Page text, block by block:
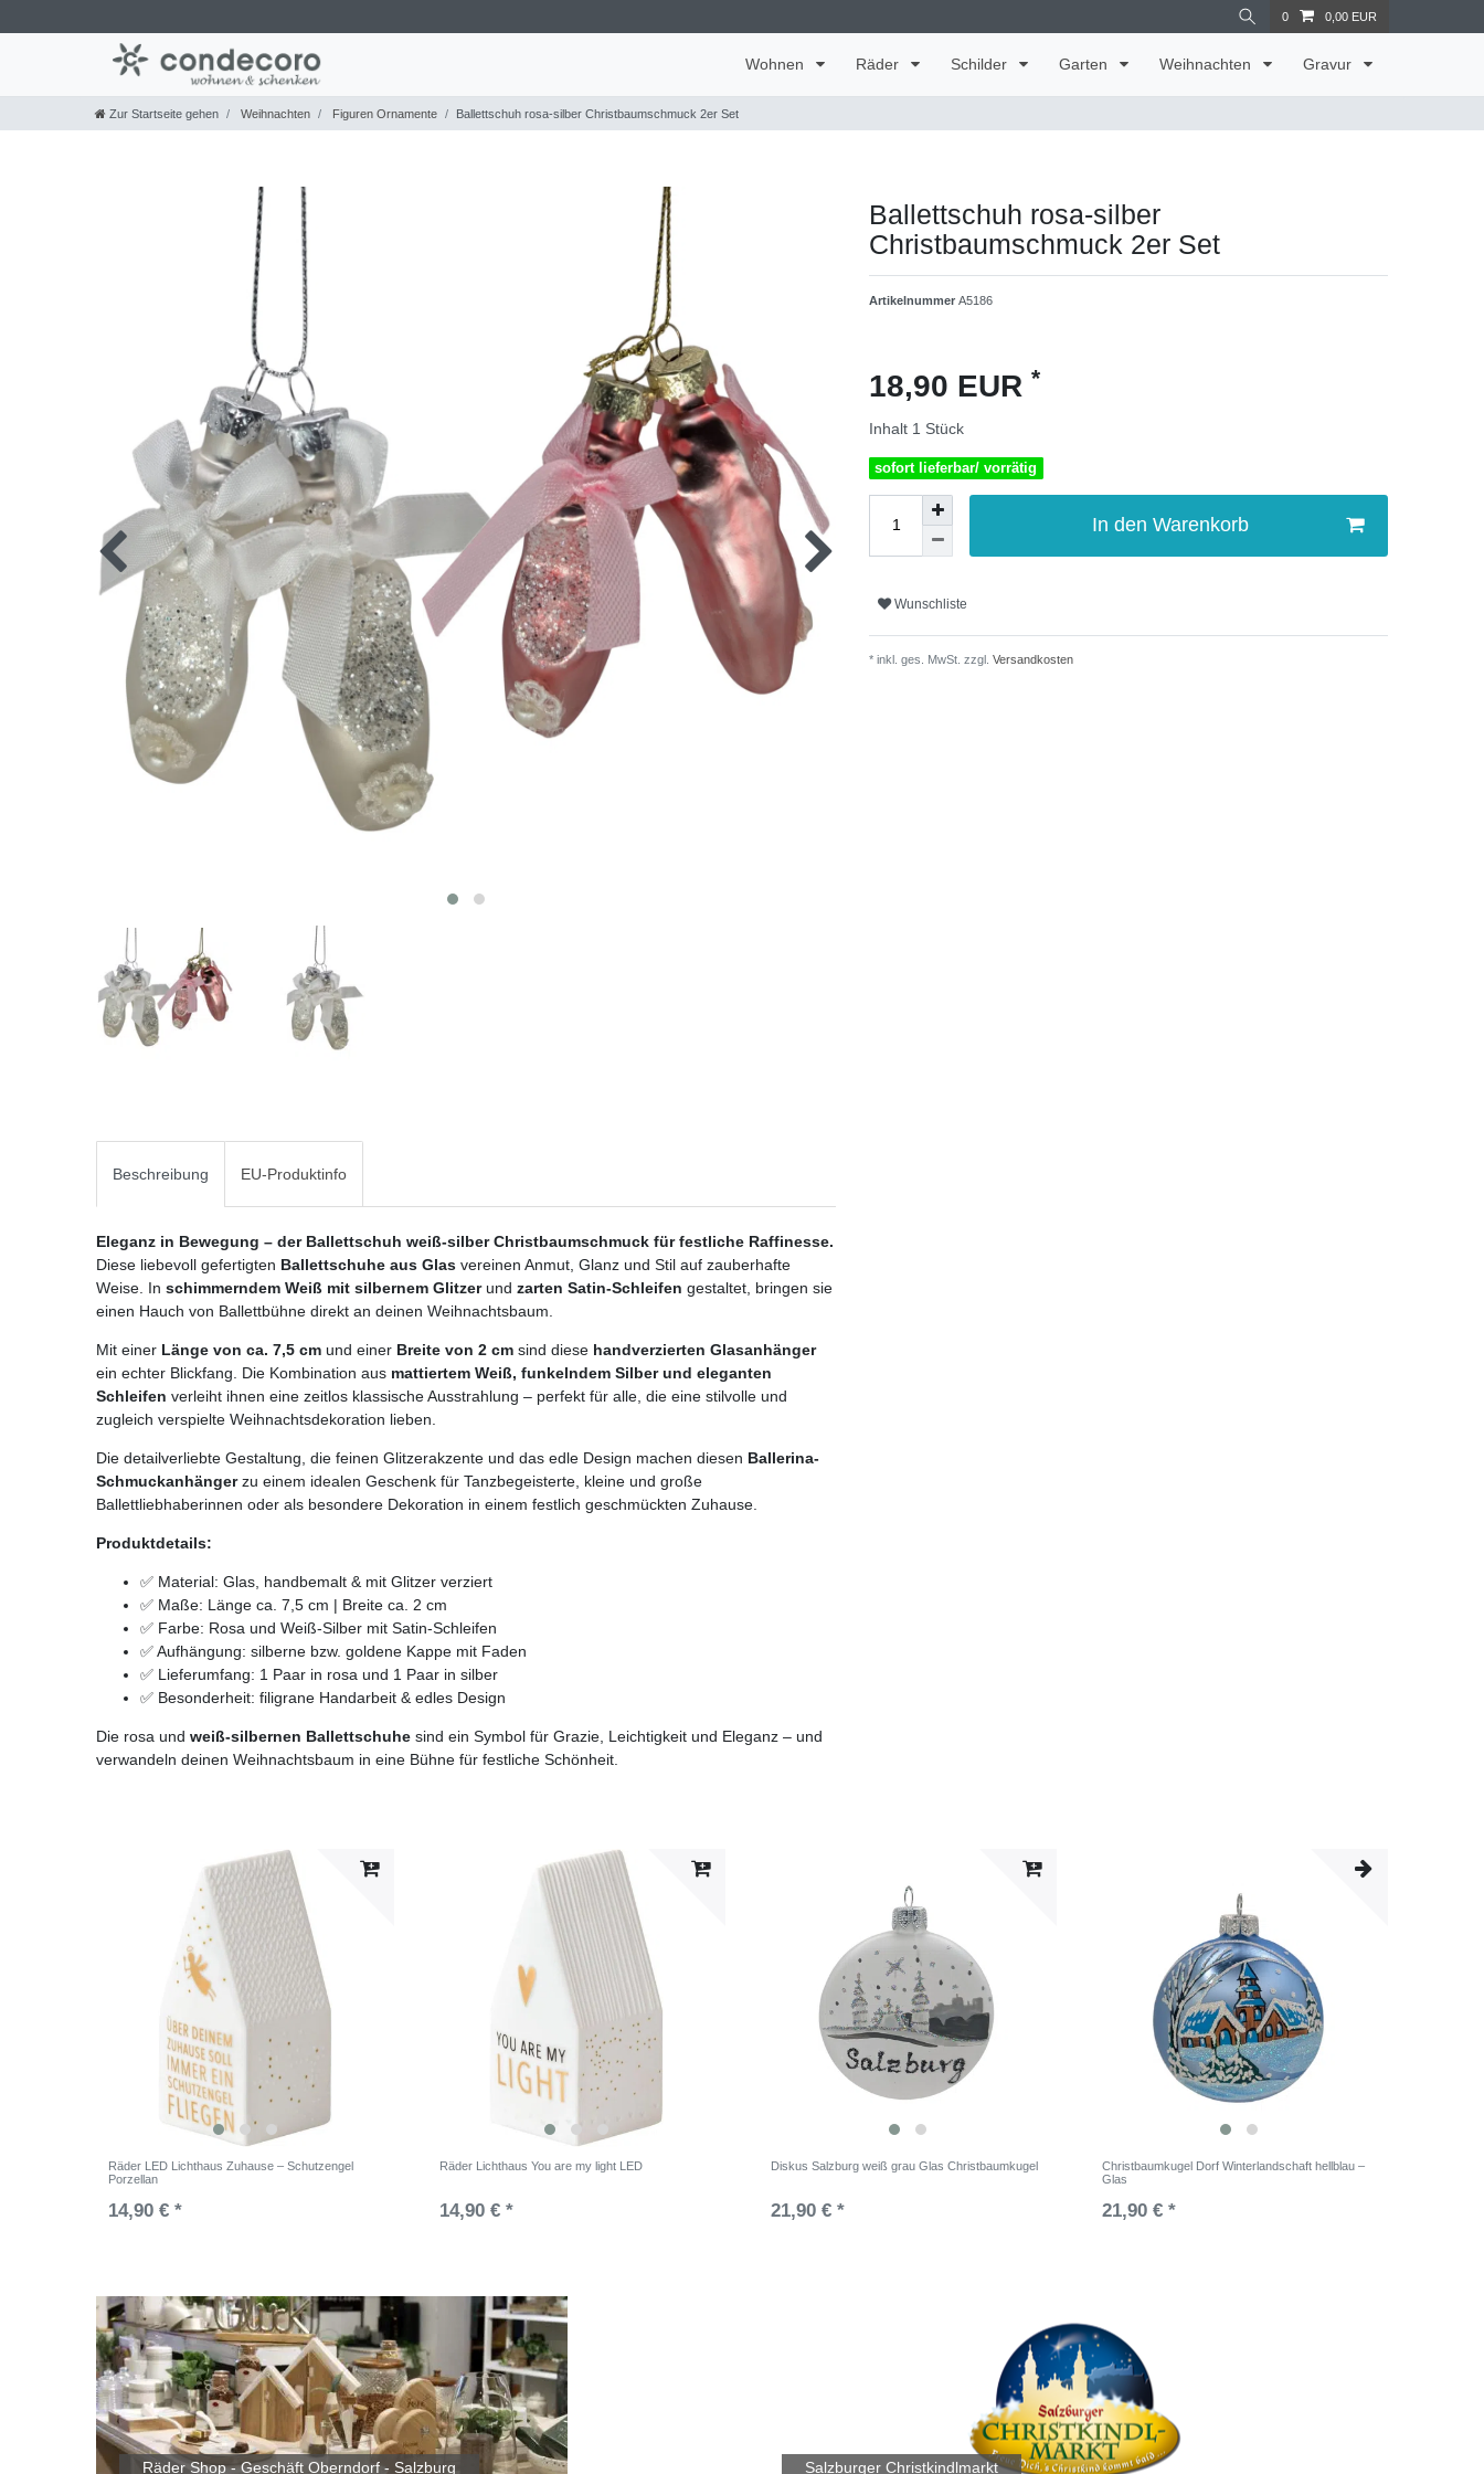
0 0,00 EUR
Wohnen Räder Schilder Garten Weihnachten Gravur
Zur Startseite gehen Weihnachten Figuren Ornamente Ballettschuh rosa-silber Christbaumschmuck 2er Set
Ballettschuh rosa-silber
Christbaumschmuck 2er Set
Artikelnummer A5186
18,90 EUR *
Inhalt 1 Stück
sofort lieferbar/ vorrätig
In den Warenkorb
Wunschliste
* inkl. ges. MwSt. zzgl. Versandkosten
Beschreibung EU-Produktinfo
Eleganz in Bewegung – der Ballettschuh weiß-silber Christbaumschmuck für festliche Raffinesse.
Diese liebevoll gefertigten Ballettschuhe aus Glas vereinen Anmut, Glanz und Stil auf zauberhafte
Weise. In schimmerndem Weiß mit silbernem Glitzerund zarten Satin-Schleifen gestaltet, bringen sie
einen Hauch von Ballettbühne direkt an deinen Weihnachtsbaum.
Mit einer Länge von ca. 7,5 cm und einer Breite von 2 cm sind diese handverzierten Glasanhänger
ein echter Blickfang. Die Kombination aus mattiertem Weiß, funkelndem Silber und eleganten
Schleifen verleiht ihnen eine zeitlos klassische Ausstrahlung – perfekt für alle, die eine stilvolle und
zugleich verspielte Weihnachtsdekoration lieben.
Die detailverliebte Gestaltung, die feinen Glitzerakzente und das edle Design machen diesen Ballerina-
Schmuckanhängerzu einem idealen Geschenk für Tanzbegeisterte, kleine und große
Ballettliebhaberinnen oder als besondere Dekoration in einem festlich geschmückten Zuhause.
Produktdetails:
✅ Material: Glas, handbemalt & mit Glitzer verziert
✅ Maße: Länge ca. 7,5 cm | Breite ca. 2 cm
✅ Farbe: Rosa und Weiß-Silber mit Satin-Schleifen
✅ Aufhängung: silberne bzw. goldene Kappe mit Faden
✅ Lieferumfang: 1 Paar in rosa und 1 Paar in silber
✅ Besonderheit: filigrane Handarbeit & edles Design
Die rosa und weiß-silbernen Ballettschuhe sind ein Symbol für Grazie, Leichtigkeit und Eleganz – und
verwandeln deinen Weihnachtsbaum in eine Bühne für festliche Schönheit.
Räder LED Lichthaus Zuhause – Schutzengel
Porzellan
14,90 € *
Räder Lichthaus You are my light LED
14,90 € *
Diskus Salzburg weiß grau Glas Christbaumkugel
21,90 € *
Christbaumkugel Dorf Winterlandschaft hellblau –
Glas
21,90 € *
Räder Shop - Geschäft Oberndorf - Salzburg Salzburger Christkindlmarkt